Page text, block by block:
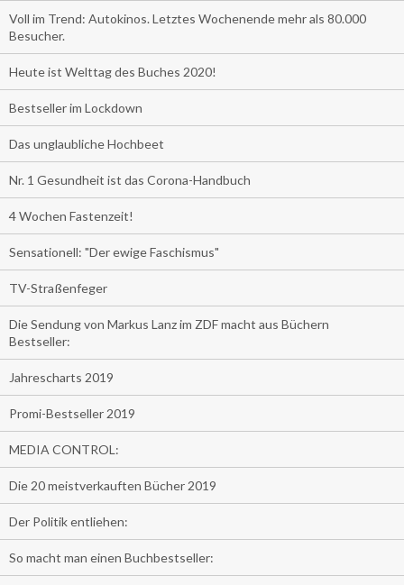
Voll im Trend: Autokinos. Letztes Wochenende mehr als 80.000
Besucher.
Heute ist Welttag des Buches 2020!
Bestseller im Lockdown
Das unglaubliche Hochbeet
Nr. 1 Gesundheit ist das Corona-Handbuch
4 Wochen Fastenzeit!
Sensationell: "Der ewige Faschismus"
TV-Straßenfeger
Die Sendung von Markus Lanz im ZDF macht aus Büchern
Bestseller:
Jahrescharts 2019
Promi-Bestseller 2019
MEDIA CONTROL:
Die 20 meistverkauften Bücher 2019
Der Politik entliehen:
So macht man einen Buchbestseller: